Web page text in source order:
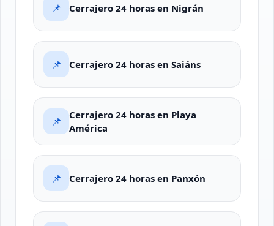
📌 Cerrajero 24 horas en Nigrán
📌 Cerrajero 24 horas en Saiáns
📌
Cerrajero 24 horas en Playa
América
📌 Cerrajero 24 horas en Panxón